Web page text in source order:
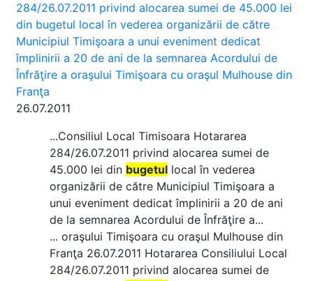
284/26.07.2011 privind alocarea sumei de 45.000 lei
din bugetul local în vederea organizării de către
Municipiul Timişoara a unui eveniment dedicat
împlinirii a 20 de ani de la semnarea Acordului de
Înfrăţire a oraşului Timişoara cu oraşul Mulhouse din
Franţa
26.07.2011
...Consiliul Local Timisoara Hotararea
284/26.07.2011 privind alocarea sumei de
45.000 lei din bugetul local în vederea
organizării de către Municipiul Timişoara a
unui eveniment dedicat împlinirii a 20 de ani
de la semnarea Acordului de Înfrăţire a...
... oraşului Timişoara cu oraşul Mulhouse din
Franţa 26.07.2011 Hotararea Consiliului Local
284/26.07.2011 privind alocarea sumei de